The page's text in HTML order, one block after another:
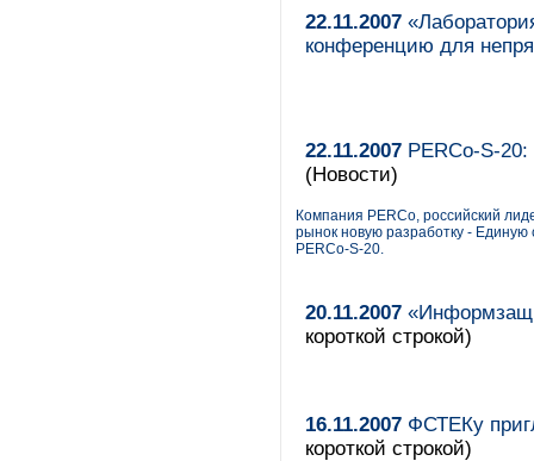
22.11.2007
конференцию для
22.11.2007 PERCo-S-
(Новости)
Компания PERCo, российский
рынок новую разработку -
PERCo-S-20.
20.11.2007
короткой строкой)
16.11.2007 ФСТЕКу
короткой строкой)